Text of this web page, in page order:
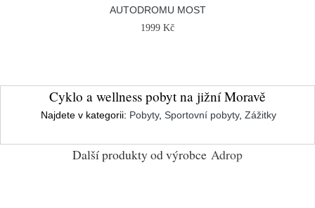
AUTODROMU MOST
1999 Kč
Cyklo a wellness pobyt na jižní Moravě
Najdete v kategorii: Pobyty, Sportovní pobyty, Zážitky
Další produkty od výrobce Adrop